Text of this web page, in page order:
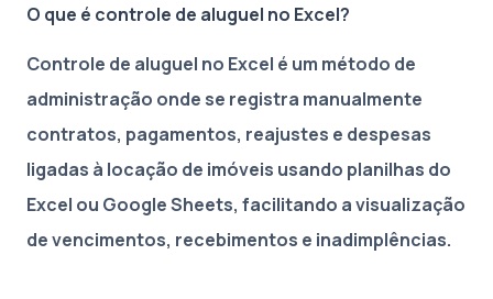
O que é controle de aluguel no Excel?
Controle de aluguel no Excel é um método de
administração onde se registra manualmente
contratos, pagamentos, reajustes e despesas
ligadas à locação de imóveis usando planilhas do
Excel ou Google Sheets, facilitando a visualização
de vencimentos, recebimentos e inadimplências.